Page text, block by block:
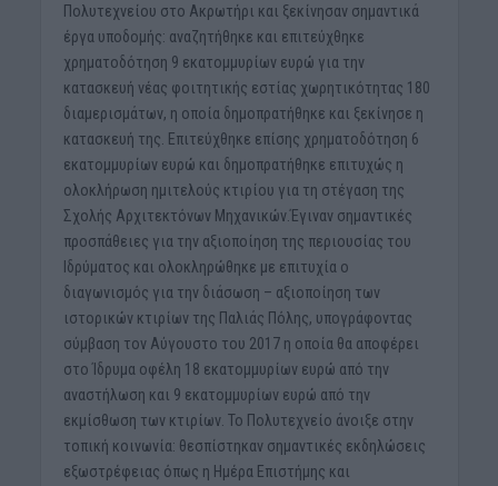
Πολυτεχνείου στο Ακρωτήρι και ξεκίνησαν σημαντικά
έργα υποδομής: αναζητήθηκε και επιτεύχθηκε
χρηματοδότηση 9 εκατομμυρίων ευρώ για την
κατασκευή νέας φοιτητικής εστίας χωρητικότητας 180
διαμερισμάτων, η οποία δημοπρατήθηκε και ξεκίνησε η
κατασκευή της. Επιτεύχθηκε επίσης χρηματοδότηση 6
εκατομμυρίων ευρώ και δημοπρατήθηκε επιτυχώς η
ολοκλήρωση ημιτελούς κτιρίου για τη στέγαση της
Σχολής Αρχιτεκτόνων Μηχανικών.Έγιναν σημαντικές
προσπάθειες για την αξιοποίηση της περιουσίας του
Ιδρύματος και ολοκληρώθηκε με επιτυχία ο
διαγωνισμός για την διάσωση – αξιοποίηση των
ιστορικών κτιρίων της Παλιάς Πόλης, υπογράφοντας
σύμβαση τον Αύγουστο του 2017 η οποία θα αποφέρει
στο Ίδρυμα οφέλη 18 εκατομμυρίων ευρώ από την
αναστήλωση και 9 εκατομμυρίων ευρώ από την
εκμίσθωση των κτιρίων. Το Πολυτεχνείο άνοιξε στην
τοπική κοινωνία: θεσπίστηκαν σημαντικές εκδηλώσεις
εξωστρέφειας όπως η Ημέρα Επιστήμης και